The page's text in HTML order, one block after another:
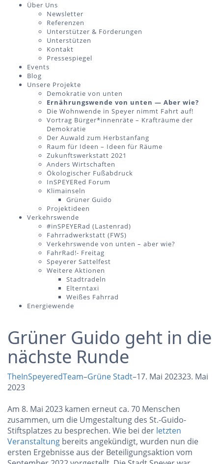
Über Uns
Newsletter
Referenzen
Unterstützer & Förderungen
Unterstützen
Kontakt
Pressespiegel
Events
Blog
Unsere Projekte
Demokratie von unten
Ernährungswende von unten — Aber wie?
Die Wohnwende in Speyer nimmt Fahrt auf!
Vortrag Bürger*innenräte – Krafträume der
Demokratie
Der Auwald zum Herbstanfang
Raum für Ideen – Ideen für Räume
Zukunftswerkstatt 2021
Anders Wirtschaften
Ökologischer Fußabdruck
InSPEYERed Forum
Klimainseln
Grüner Guido
Projektideen
Verkehrswende
#inSPEYERad (Lastenrad)
Fahrradwerkstatt (FWS)
Verkehrswende von unten – aber wie?
FahrRad!- Freitag
Speyerer Sattelfest
Weitere Aktionen
Stadtradeln
Elterntaxi
Weißes Fahrrad
Energiewende
Grüner Guido geht in die
nächste Runde
TheInSpeyeredTeam–Grüne Stadt–17. Mai 202323. Mai
2023
Am 8. Mai 2023 kamen erneut ca. 70 Menschen
zusammen, um die Umgestaltung des St.-Guido-
Stiftsplatzes zu besprechen. Wie bei der letzten
Veranstaltung bereits angekündigt, wurden nun die
ersten Ergebnisse aus der Beteiligungsaktion vom